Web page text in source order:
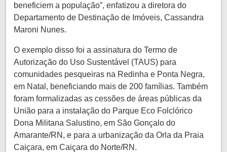
beneficiem a população”, enfatizou a diretora do
Departamento de Destinação de Imóveis, Cassandra
Maroni Nunes.
O exemplo disso foi a assinatura do Termo de
Autorização do Uso Sustentável (TAUS) para
comunidades pesqueiras na Redinha e Ponta Negra,
em Natal, beneficiando mais de 200 famílias. Também
foram formalizadas as cessões de áreas públicas da
União para a instalação do Parque Eco Folclórico
Dona Militana Salustino, em São Gonçalo do
Amarante/RN, e para a urbanização da Orla da Praia
Caiçara, em Caiçara do Norte/RN.